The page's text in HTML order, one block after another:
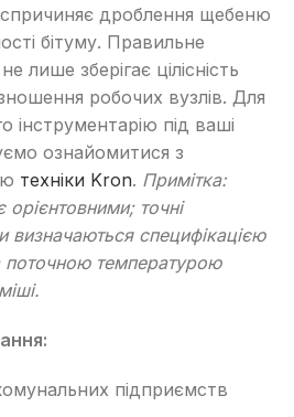
дроблення щебеню
бітуму. Правильне
лише зберігає цілісність
зношення робочих вузлів. Для
інструментарію під ваші
ознайомитися з
техніки Kron. Примітка:
орієнтовними; точні
визначаються специфікацією
поточною температурою
підприємств